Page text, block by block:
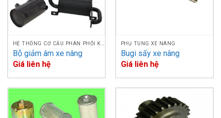
Bộ giảm âm xe nâng
Giá liên hệ
PHỤ TÙNG XE NÂNG
Bugi sấy xe nâng
Giá liên hệ